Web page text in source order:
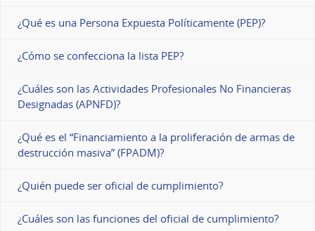
¿Qué es una Persona Expuesta Políticamente (PEP)?
¿Cómo se confecciona la lista PEP?
¿Cuáles son las Actividades Profesionales No Financieras
Designadas (APNFD)?
¿Qué es el “Financiamiento a la proliferación de armas de
destrucción masiva” (FPADM)?
¿Quién puede ser oficial de cumplimiento?
¿Cuáles son las funciones del oficial de cumplimiento?